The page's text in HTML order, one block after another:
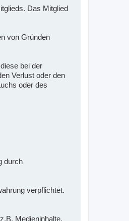
Das Mitglied
von Gründen
bei der
Verlust oder den
oder des
durch
verpflichtet.
Medieninhalte,